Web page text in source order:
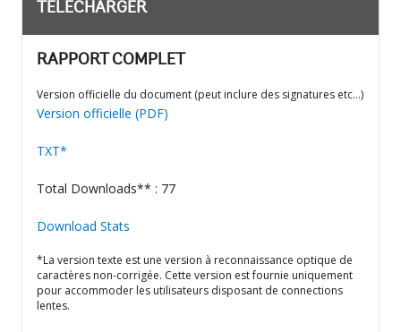
TÉLÉCHARGER
RAPPORT COMPLET
Version officielle du document (peut inclure des signatures etc…)
Version officielle (PDF)
TXT*
Total Downloads** : 77
Download Stats
*La version texte est une version à reconnaissance optique de
caractères non-corrigée. Cette version est fournie uniquement
pour accommoder les utilisateurs disposant de connections
lentes.